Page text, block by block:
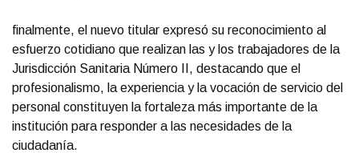
finalmente, el nuevo titular expresó su reconocimiento al
esfuerzo cotidiano que realizan las y los trabajadores de la
Jurisdicción Sanitaria Número II, destacando que el
profesionalismo, la experiencia y la vocación de servicio del
personal constituyen la fortaleza más importante de la
institución para responder a las necesidades de la
ciudadanía.